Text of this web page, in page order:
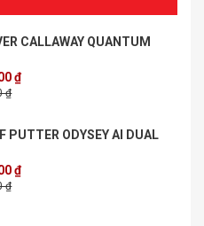
CALLAWAY QUANTUM
₫
₫
PUTTER ODYSEY AI DUAL
₫
₫